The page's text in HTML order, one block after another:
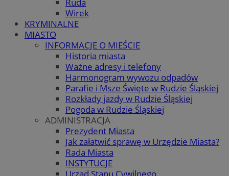
Wirek
KRYMINALNE
MIASTO
INFORMACJE O MIEŚCIE
Historia miasta
Ważne adresy i telefony
Harmonogram wywozu odpadów
Parafie i Msze Święte w Rudzie Śląskiej
Rozkłady jazdy w Rudzie Śląskiej
Pogoda w Rudzie Śląskiej
ADMINISTRACJA
Prezydent Miasta
Jak załatwić sprawę w Urzędzie Miasta?
Rada Miasta
INSTYTUCJE